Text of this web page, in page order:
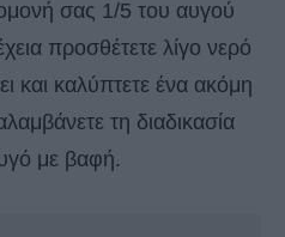
σας 1/5 του αυγού
προσθέτετε λίγο νερό
και καλύπτετε ένα ακόμη
τη διαδικασία
με βαφή.